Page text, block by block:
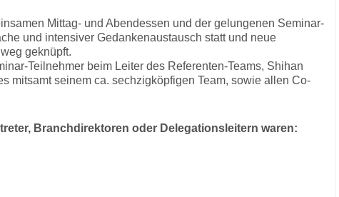
Mittag- und Abendessen und der gelungenen Seminar-
und intensiver Gedankenaustausch statt und neue
geknüpft.
Teilnehmer beim Leiter des Referenten-Teams, Shihan
mitsamt seinem ca. sechzigköpfigen Team, sowie allen Co-
Branchdirektoren oder Delegationsleitern waren: